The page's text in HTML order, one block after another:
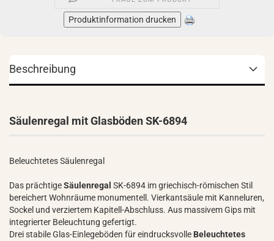
Produktinformation drucken
Beschreibung
Säulenregal mit Glasböden SK-6894
Beleuchtetes Säulenregal
Das prächtigeSäulenregal SK-6894 im griechisch-römischen Stil
bereichert Wohnräume monumentell. Vierkantsäule mit Kanneluren,
Sockel und verziertem Kapitell-Abschluss. Aus massivem Gips mit
integrierter Beleuchtung gefertigt.
Drei stabile Glas-Einlegeböden für eindrucksvolle Beleuchtetes